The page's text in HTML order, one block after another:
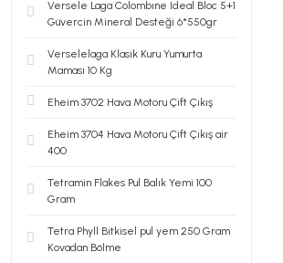
Versele Laga Colombıne Ideal Bloc 5+1
Güvercin Mineral Desteği 6*550gr
Verselelaga Klasik Kuru Yumurta
Maması 10 Kg
Eheim 3702 Hava Motoru Çift Çıkış
Eheim 3704 Hava Motoru Çift Çıkış air
400
Tetramin Flakes Pul Balık Yemi 100
Gram
Tetra Phyll Bitkisel pul yem 250 Gram
Kovadan Bölme